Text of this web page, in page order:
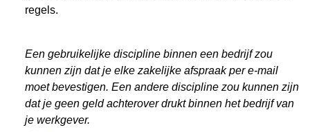
regels.
Een gebruikelijke discipline binnen een bedrijf zou
kunnen zijn dat je elke zakelijke afspraak per e-mail
moet bevestigen. Een andere discipline zou kunnen zijn
dat je geen geld achterover drukt binnen het bedrijf van
je werkgever.